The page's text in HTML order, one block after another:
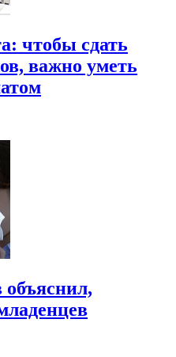
чтобы сдать
важно уметь